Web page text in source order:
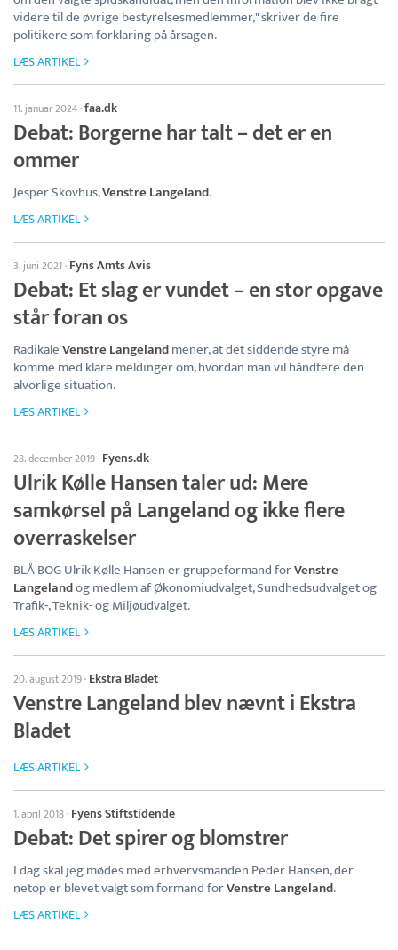
videre til de øvrige bestyrelsesmedlemmer," skriver de fire
politikere som forklaring på årsagen.
LÆS ARTIKEL
11. januar 2024·faa.dk
Debat: Borgerne har talt – det er en
ommer
Jesper Skovhus,Venstre Langeland.
LÆS ARTIKEL
3. juni 2021· Fyns Amts Avis
Debat: Et slag er vundet – en stor opgave
står foran os
RadikaleVenstre Langelandmener, at det siddende styre må
komme med klare meldinger om, hvordan man vil håndtere den
alvorlige situation.
LÆS ARTIKEL
28. december 2019· Fyens.dk
Ulrik Kølle Hansen taler ud: Mere
samkørsel på Langeland og ikke flere
overraskelser
BLÅ BOG Ulrik Kølle Hansen er gruppeformand forVenstre
Langelandog medlem af Økonomiudvalget, Sundhedsudvalget og
Trafik-, Teknik- og Miljøudvalget.
LÆS ARTIKEL
20. august 2019· Ekstra Bladet
Venstre Langeland blev nævnt i Ekstra
Bladet
LÆS ARTIKEL
1. april 2018· Fyens Stiftstidende
Debat: Det spirer og blomstrer
I dag skal jeg mødes med erhvervsmanden Peder Hansen, der
netop er blevet valgt som formand forVenstre Langeland.
LÆS ARTIKEL